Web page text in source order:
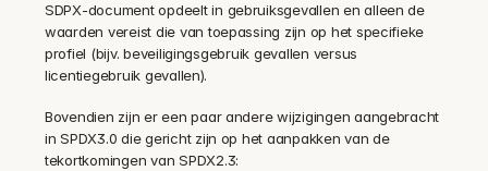
SDPX-document opdeelt in gebruiksgevallen en alleen de
waarden vereist die van toepassing zijn op het specifieke
profiel (bijv. beveiligingsgebruik gevallen versus
licentiegebruik gevallen).
Bovendien zijn er een paar andere wijzigingen aangebracht
in SPDX3.0 die gericht zijn op het aanpakken van de
tekortkomingen van SPDX2.3: